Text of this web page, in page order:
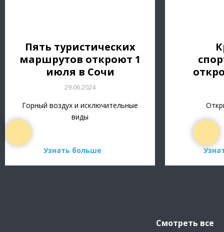
Пять туристических
маршрутов откроют 1
июля в Сочи
29.06.2024
Горный воздух и исключительные
виды
Узнать больше
Смотреть все